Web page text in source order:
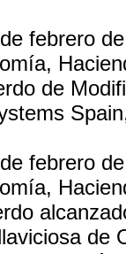
febrero
de
febrero
de